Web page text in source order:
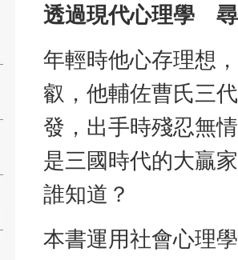
透過現代心理學
年輕時他心存理想
叡，他輔佐曹氏三
發，出手時殘忍無
是三國時代的大贏
誰知道？
本書運用社會心理